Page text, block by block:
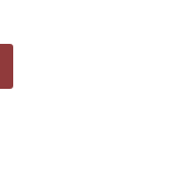
010-014-023-